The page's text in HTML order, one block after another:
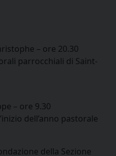
– ore 20.30
parrocchiali di Saint-
– ore 9.30
dell’anno pastorale
della Sezione